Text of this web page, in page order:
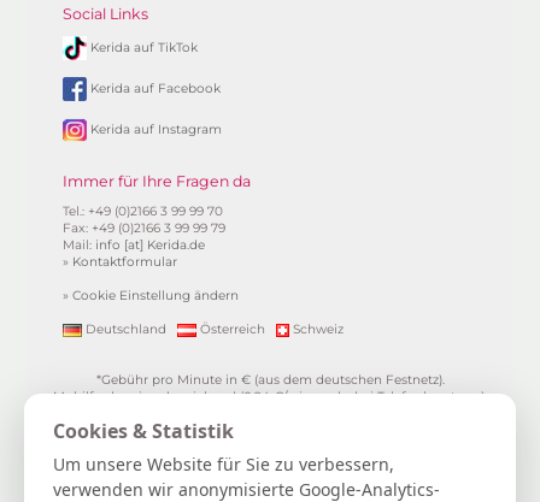
Social Links
Kerida auf TikTok
Kerida auf Facebook
Kerida auf Instagram
Immer für Ihre Fragen da
Tel.: +49 (0)2166 3 99 99 70
Fax: +49 (0)2166 3 99 99 79
Mail: info [at] Kerida.de
» Kontaktformular
»Cookie Einstellung ändern
Deutschland Österreich Schweiz
*Gebühr pro Minute in € (aus dem deutschen Festnetz).
Mobilfunkpreise abweichend (0,24 €/min. mehr bei Telefonberatung).
**1.99€/min aus allen dt. Netzen
Gratisgepräch in Höhe von 15 Minuten.
15 Gratisminuten zum Kartenlegen sichern|Spiritueller Berater/in
Cookies & Statistik
Um unsere Website für Sie zu verbessern,
verwenden wir anonymisierte Google-Analytics-